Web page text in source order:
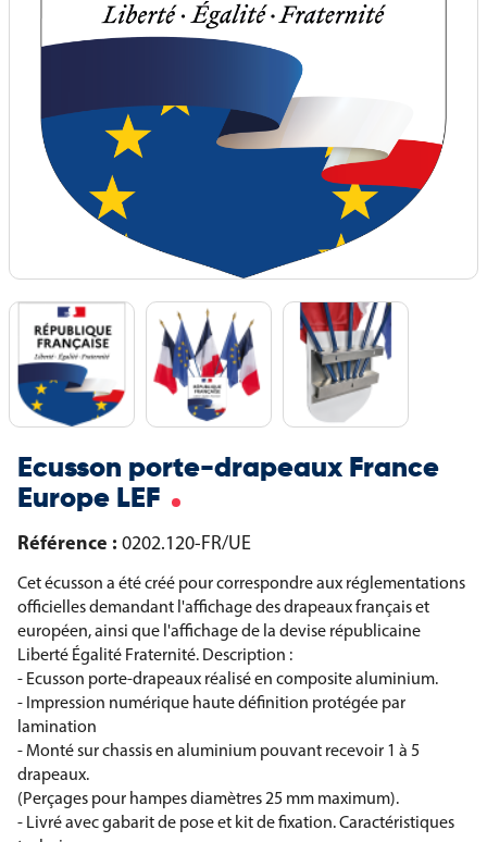
Ecusson porte-drapeaux France
Europe LEF
Référence : 0202.120-FR/UE
Cet écusson a été créé pour correspondre aux réglementations
officielles demandant l'affichage des drapeaux français et
européen, ainsi que l'affichage de la devise républicaine
Liberté Égalité Fraternité. Description :
- Ecusson porte-drapeaux réalisé en composite aluminium.
- Impression numérique haute définition protégée par
lamination
- Monté sur chassis en aluminium pouvant recevoir 1 à 5
drapeaux.
(Perçages pour hampes diamètres 25 mm maximum).
- Livré avec gabarit de pose et kit de fixation.Caractéristiques